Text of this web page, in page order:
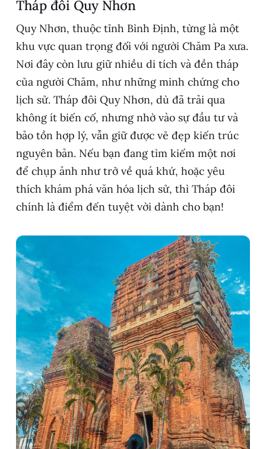
Tháp đôi Quy Nhơn
Quy Nhơn, thuộc tỉnh Bình Định, từng là một
khu vực quan trọng đối với người Chăm Pa xưa.
Nơi đây còn lưu giữ nhiều di tích và đền tháp
của người Chăm, như những minh chứng cho
lịch sử. Tháp đôi Quy Nhơn, dù đã trải qua
không ít biến cố, nhưng nhờ vào sự đầu tư và
bảo tồn hợp lý, vẫn giữ được vẻ đẹp kiến trúc
nguyên bản. Nếu bạn đang tìm kiếm một nơi
để chụp ảnh như trở về quá khứ, hoặc yêu
thích khám phá văn hóa lịch sử, thì Tháp đôi
chính là điểm đến tuyệt vời dành cho bạn!